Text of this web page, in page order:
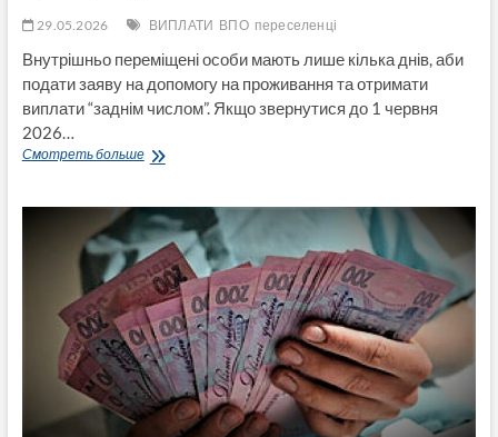
29.05.2026 ВИПЛАТИ ВПО переселенці
Внутрішньо переміщені особи мають лише кілька днів, аби
подати заяву на допомогу на проживання та отримати
виплати “заднім числом”. Якщо звернутися до 1 червня
2026…
Смотреть большеПереселенці
днів,
щоб
отримати
виплати
“заднім
числом”:
про
що
йдеться